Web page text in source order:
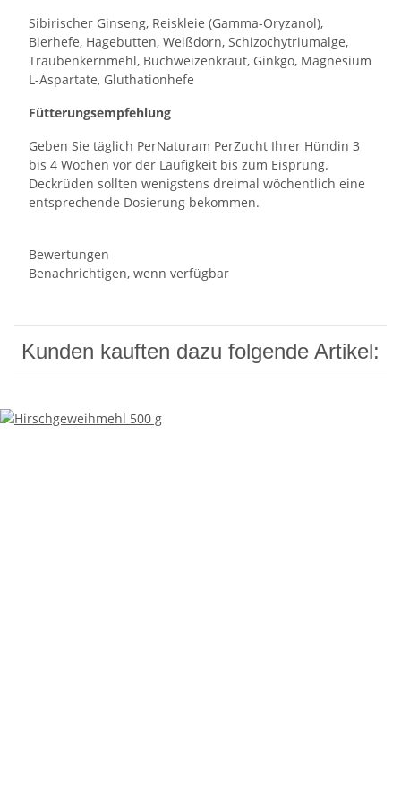
Sibirischer Ginseng, Reiskleie (Gamma-Oryzanol),
Bierhefe, Hagebutten, Weißdorn, Schizochytriumalge,
Traubenkernmehl, Buchweizenkraut, Ginkgo, Magnesium
L-Aspartate, Gluthationhefe
Fütterungsempfehlung
Geben Sie täglich PerNaturam PerZucht Ihrer Hündin 3
bis 4 Wochen vor der Läufigkeit bis zum Eisprung.
Deckrüden sollten wenigstens dreimal wöchentlich eine
entsprechende Dosierung bekommen.
Bewertungen
Benachrichtigen, wenn verfügbar
Kunden kauften dazu folgende Artikel: